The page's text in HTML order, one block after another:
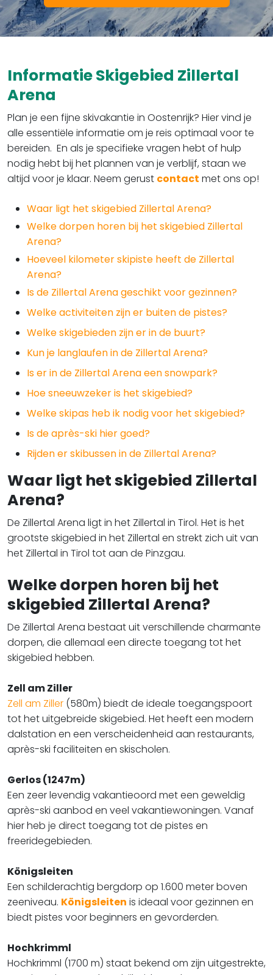
Informatie Skigebied Zillertal
Arena
Plan je een fijne skivakantie in Oostenrijk? Hier vind je
alle essentiële informatie om je reis optimaal voor te
bereiden. En als je specifieke vragen hebt of hulp
nodig hebt bij het plannen van je verblijf, staan we
altijd voor je klaar. Neem gerust contact met ons op!
Waar ligt het skigebied Zillertal Arena?
Welke dorpen horen bij het skigebied Zillertal
Arena?
Hoeveel kilometer skipiste heeft de Zillertal
Arena?
Is de Zillertal Arena geschikt voor gezinnen?
Welke activiteiten zijn er buiten de pistes?
Welke skigebieden zijn er in de buurt?
Kun je langlaufen in de Zillertal Arena?
Is er in de Zillertal Arena een snowpark?
Hoe sneeuwzeker is het skigebied?
Welke skipas heb ik nodig voor het skigebied?
Is de après-ski hier goed?
Rijden er skibussen in de Zillertal Arena?
Waar ligt het skigebied Zillertal
Arena?
De Zillertal Arena ligt in het Zillertal in Tirol. Het is het
grootste skigebied in het Zillertal en strekt zich uit van
het Zillertal in Tirol tot aan de Pinzgau.
Welke dorpen horen bij het
skigebied Zillertal Arena?
De Zillertal Arena bestaat uit verschillende charmante
dorpen, die allemaal een directe toegang tot het
skigebied hebben.
Zell am Ziller
Zell am Ziller (580m) biedt de ideale toegangspoort
tot het uitgebreide skigebied. Het heeft een modern
dalstation en een verscheidenheid aan restaurants,
après-ski faciliteiten en skischolen.
Gerlos (1247m)
Een zeer levendig vakantieoord met een geweldig
après-ski aanbod en veel vakantiewoningen. Vanaf
hier heb je direct toegang tot de pistes en
freeridegebieden.
Königsleiten
Een schilderachtig bergdorp op 1.600 meter boven
zeeniveau. Königsleiten is ideaal voor gezinnen en
biedt pistes voor beginners en gevorderden.
Hochkrimml
Hochkrimml (1700 m) staat bekend om zijn uitgestrekte,